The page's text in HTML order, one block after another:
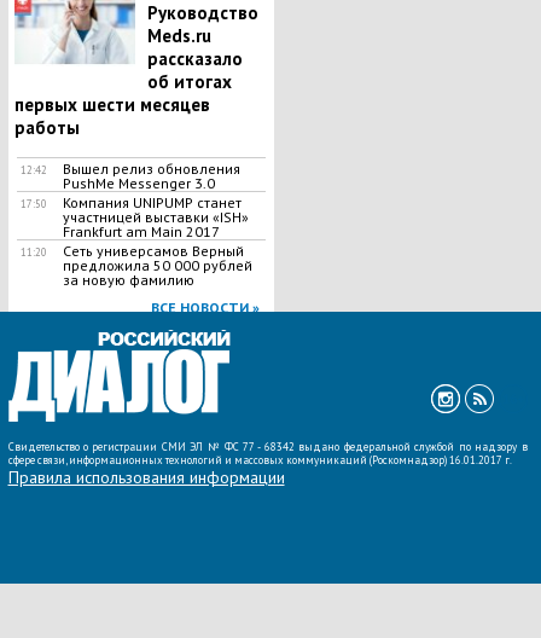
Руководство
Meds.ru
рассказало
об итогах
первых шести месяцев
работы
12:42
Вышел релиз обновления
PushMe Messenger 3.0
17:50
Компания UNIPUMP станет
участницей выставки «ISH»
Frankfurt am Main 2017
11:20
Сеть универсамов Верный
предложила 50 000 рублей
за новую фамилию
ВСЕ НОВОСТИ »
Свидетельство о регистрации СМИ ЭЛ № ФС 77 - 68342 выдано федеральной службой по надзору в
сфере связи, информационных технологий и массовых коммуникаций (Роскомнадзор) 16.01.2017 г.
Правила использования информации